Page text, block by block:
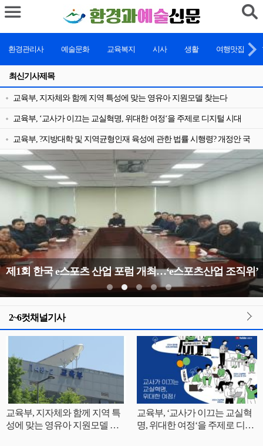
환경관리사 예술문화 교육복지 시사 생활 여행맛집
최신기사제목
교육부, 지자체와 함께 지역 특성에 맞는 영유아 지원모델 찾는다
교육부, ‘교사가 이끄는 교실혁명, 위대한 여정‘을 주제로 디지털 시대
교육부, ?지방대학 및 지역균형인재 육성에 관한 법률 시행령? 개정안 국
무회의 의결
제1회 한국 e
2~6컷채널기사
교육부, 지자체와 함께 지역 특
성에 맞는 영유아 지원모델 찾
교육부, ‘교사가 이끄는 교실혁
명, 위대한 여정‘을 주제로 디지